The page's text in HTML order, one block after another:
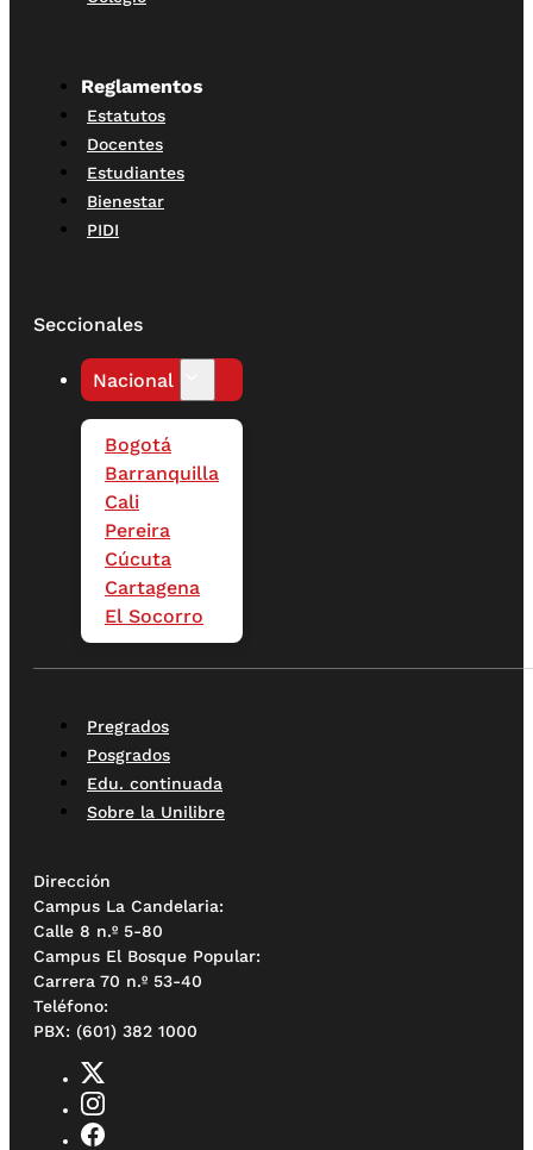
Reglamentos
Estatutos
Docentes
Estudiantes
Bienestar
PIDI
Seccionales
Nacional
Bogotá
Barranquilla
Cali
Pereira
Cúcuta
Cartagena
El Socorro
Pregrados
Posgrados
Edu. continuada
Sobre la Unilibre
Dirección
Campus La Candelaria:
Calle 8 n.º 5-80
Campus El Bosque Popular:
Carrera 70 n.º 53-40
Teléfono:
PBX: (601) 382 1000